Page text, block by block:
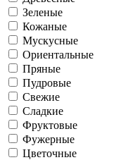
Зеленые
Кожаные
Мускусные
Ориентальные
Пряные
Пудровые
Свежие
Сладкие
Фруктовые
Фужерные
Цветочные